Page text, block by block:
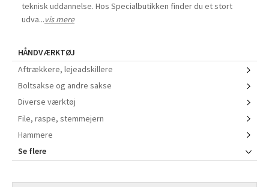
teknisk uddannelse. Hos Specialbutikken finder du et stort
udva...vis mere
HÅNDVÆRKTØJ
Aftrækkere, lejeadskillere
Boltsakse og andre sakse
Diverse værktøj
File, raspe, stemmejern
Hammere
Se flere